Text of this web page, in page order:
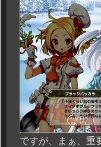
ですが、まぁ、重